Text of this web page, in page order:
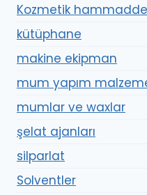
Kozmetik
kütüphane
makine ekipman
mum yapım
mumlar ve waxlar
şelat ajanları
silparlat
Solventler